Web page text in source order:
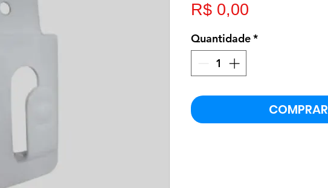
R$ 0,00
Quantidade*
COMPRAR